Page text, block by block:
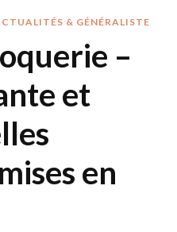
& GÉNÉRALISTE
–
et
en